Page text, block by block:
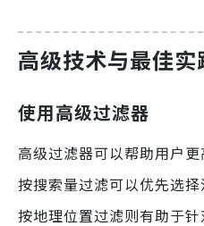
高级技术与最佳实
使用高级过滤器
高级过滤器可以帮助用户更
按搜索量过滤可以优先选
按地理位置过滤则有助于针